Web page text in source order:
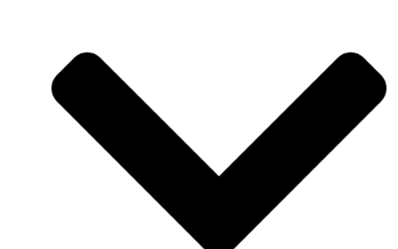
Buchbesprechungen von Harald Schwiers
Haralds Streifzüge
Hörtipps von Harald Schwiers
Kunstausflüge mit Sigrid Balke
Marc Peschke – Out of The Länd
Buchtipps von Uli Rothfuss